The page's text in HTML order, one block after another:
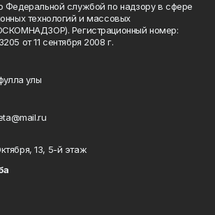
Федеральной службой по надзору в сфере
технологий и массовых
Регистрационный номер:
от 11 сентября 2008 г.
улы
13, 5-й этаж